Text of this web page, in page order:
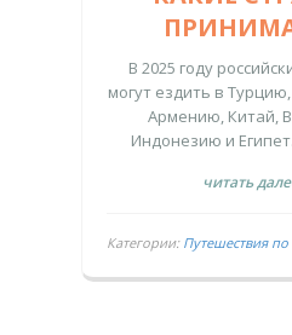
ТУРИСТОВ
ГОДУ
В 2025 году
могут ездить в
Армению, Китай,
Индонезию и
русскоговорящим
сейчас.
читать
Категории: Путешествия по